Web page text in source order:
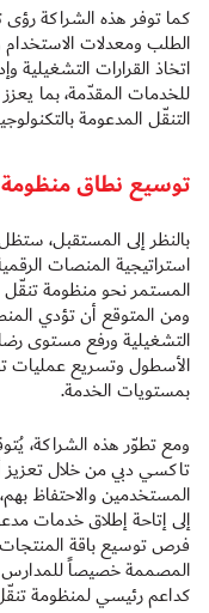
كما توفر هذه الشراكة رؤى
الطلب ومعدلات
اتخاذ القرارات
للخدمات المقدّمة، بما
التنقّل المدعومة
توسيع نطاق
بالنظر إلى المستقبل،
استراتيجية المنصات
المستمر نحو منظومة تنقّل
ومن المتوقع أن تؤدي
التشغيلية ورفع مستوى
الأسطول وتسريع عمليات
بمستويات الخدمة.
ومع تطوّر هذه الشراكة،
تاكسي دبي من خلال تعزيز
المستخدمين والاحتفاظ
إلى إتاحة إطلاق خدمات
فرص توسيع باقة
المصممة خصيصاً للمدارس
كداعم رئيسي لمنظومة